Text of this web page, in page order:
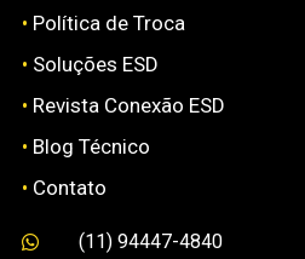
• Política de Troca
• Soluções ESD
• Revista Conexão ESD
• Blog Técnico
• Contato
 (11) 94447-4840